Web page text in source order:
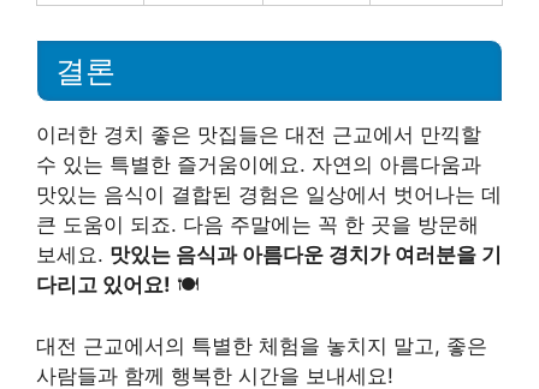
결론
이러한 경치 좋은 맛집들은 대전 근교에서 만끽할
수 있는 특별한 즐거움이에요. 자연의 아름다움과
맛있는 음식이 결합된 경험은 일상에서 벗어나는 데
큰 도움이 되죠. 다음 주말에는 꼭 한 곳을 방문해
보세요. 맛있는 음식과 아름다운 경치가 여러분을 기
다리고 있어요! 🍽️
대전 근교에서의 특별한 체험을 놓치지 말고, 좋은
사람들과 함께 행복한 시간을 보내세요!